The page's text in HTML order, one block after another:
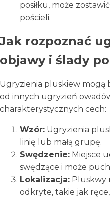
posiłku, może
pościeli.
Jak rozpoznać
objawy i ślady
Ugryzienia pluskiew mogą
od innych ugryzień
charakterystycznych cech:
Wzór: Ugryzienia
linię lub małą grupę.
Swędzenie: Miejsce
swędzące i może
Lokalizacja: Pluskwy
odkryte, takie jak